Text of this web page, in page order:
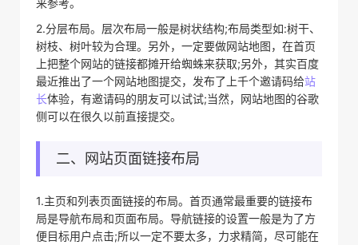
2.分层布局。层次布局一般是树状结构;布局类型如:树干、
树枝、树叶较为合理。另外，一定要做网站地图，在首页
上把整个网站的链接都摊开给蜘蛛来获取;另外，其实百度
最近推出了一个网站地图提交，发布了上千个邀请码给站
长体验，有邀请码的朋友可以试试;当然，网站地图的谷歌
侧可以在很久以前直接提交。
二、网站页面链接布局
1.主页和列表页面链接的布局。首页通常最重要的链接布
局是导航布局和页面布局。导航链接的设置一般是为了方
便目标用户点击;所以一定不要太多，力求精简，尽可能在